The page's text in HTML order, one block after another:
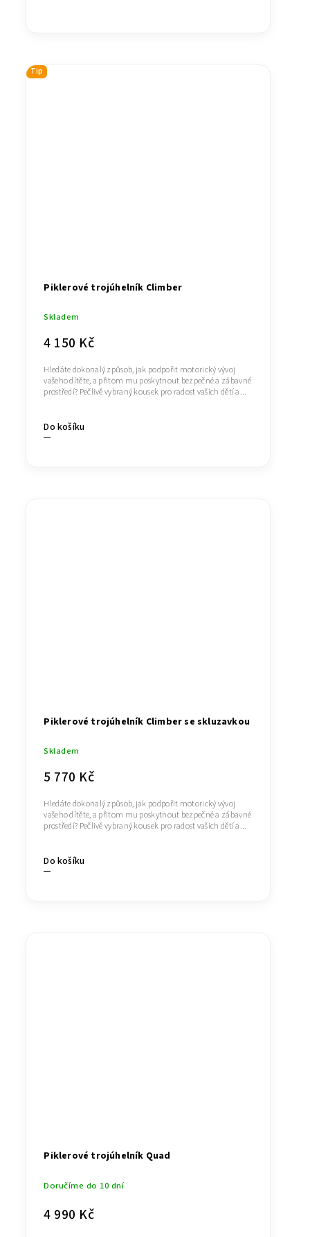
Tip
Piklerové trojúhelník Climber
Skladem
4 150 Kč
Do košíku
Hledáte dokonalý způsob, jak podpořit motorický vývoj
vašeho dítěte, a přitom mu poskytnout bezpečné a zábavné
prostředí? Pečlivě vybraný kousek pro radost vašich dětí a...
Piklerové trojúhelník Climber se skluzavkou
Skladem
5 770 Kč
Do košíku
Hledáte dokonalý způsob, jak podpořit motorický vývoj
vašeho dítěte, a přitom mu poskytnout bezpečné a zábavné
prostředí? Pečlivě vybraný kousek pro radost vašich dětí a...
Piklerové trojúhelník Quad
Doručíme do 10 dní
4 990 Kč